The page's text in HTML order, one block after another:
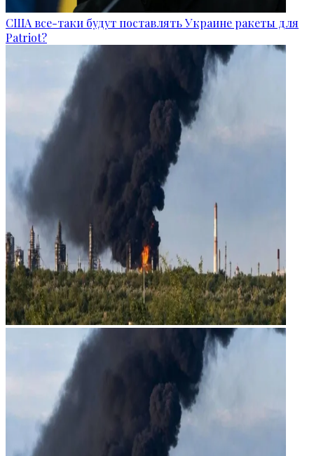
США все-таки будут поставлять Украине ракеты для
Patriot?